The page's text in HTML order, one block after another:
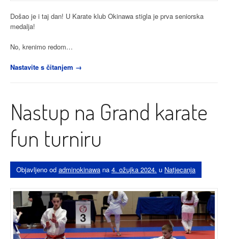
Došao je i taj dan! U Karate klub Okinawa stigla je prva seniorska
medalja!
No, krenimo redom…
Nastavite s čitanjem “Prva
Tkalčec
osvojio
na
PH”
→
Nastup na Grand karate
fun turniru
Objavljeno od adminokinawa na 4. ožujka 2024. u Natjecanja